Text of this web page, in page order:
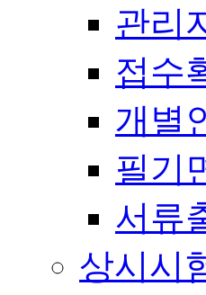
관리
접수
개별
필기
서류
상시시